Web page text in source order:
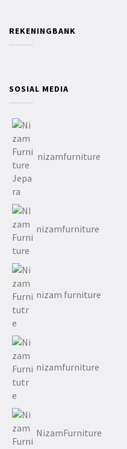
REKENINGBANK
SOSIAL MEDIA
nizamfurniture
nizamfurniture
nizam furniture
nizamfurniture
NizamFurniture